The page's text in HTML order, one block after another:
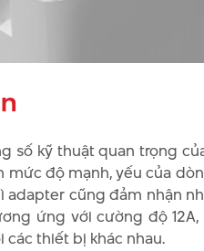
số kỹ thuật quan trọng
mức độ mạnh, yếu của
adapter cũng đảm nhận
ứng với cường độ
thiết bị khác nhau.